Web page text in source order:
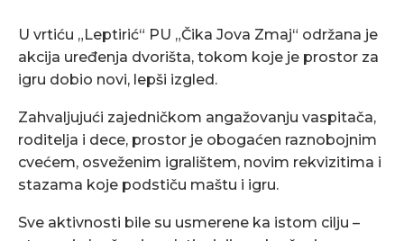
U vrtiću „Leptirić“ PU „Čika Jova Zmaj“ održana je
akcija uređenja dvorišta, tokom koje je prostor za
igru dobio novi, lepši izgled.
Zahvaljujući zajedničkom angažovanju vaspitača,
roditelja i dece, prostor je obogaćen raznobojnim
cvećem, osveženim igralištem, novim rekvizitima i
stazama koje podstiču maštu i igru.
Sve aktivnosti bile su usmerene ka istom cilju –